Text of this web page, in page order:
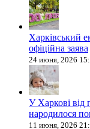
Харківський
офіційна заява
24 июня, 2026
У Харкові від
народилося
11 июня, 2026